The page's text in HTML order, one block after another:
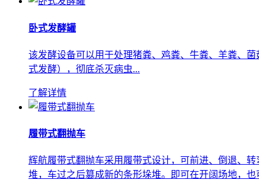
卧式发酵罐
该发酵设备可以用于处理猪粪、鸡粪、牛粪、羊粪、
式发酵），彻底杀灭病虫...
了解详情
履带式翻抛车
辉航履带式翻抛车采用履带式设计，可前进、倒退、
堆，车过之后篡成新的条形垛堆。即可在开阔场地，